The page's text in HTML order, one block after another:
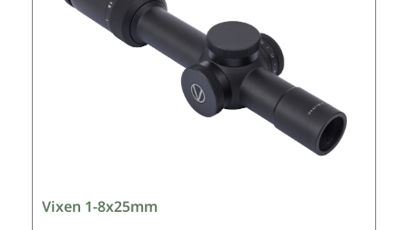
Vixen 1-8x25mm